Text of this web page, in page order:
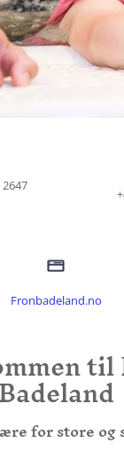
Fronbadeland.no
for store og